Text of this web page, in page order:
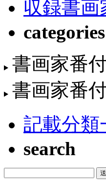
収録書画
categories
書画家番
書画家番
記載分類
search